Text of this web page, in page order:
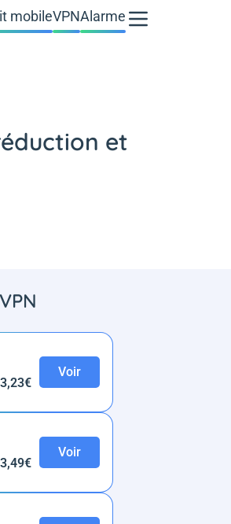
mobileVPNAlarme
et
Voir
Voir